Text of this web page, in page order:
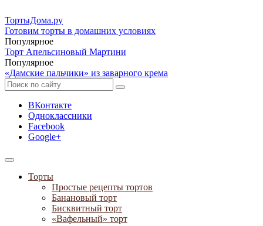
ТортыДома.ру
Готовим торты в домашних условиях
Популярное
Торт Апельсиновый Мартини
Популярное
«Дамские пальчики» из заварного крема
ВКонтакте
Одноклассники
Facebook
Google+
Торты
Простые рецепты тортов
Банановый торт
Бисквитный торт
«Вафельный» торт